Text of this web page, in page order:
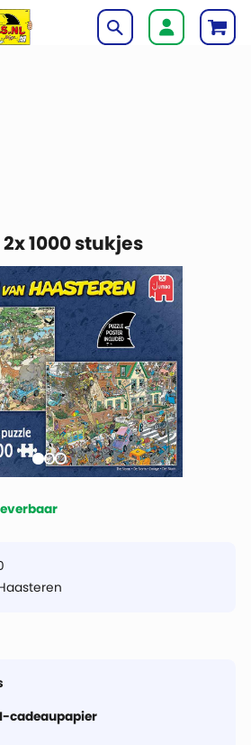
1000 stukjes
cadeaupapier